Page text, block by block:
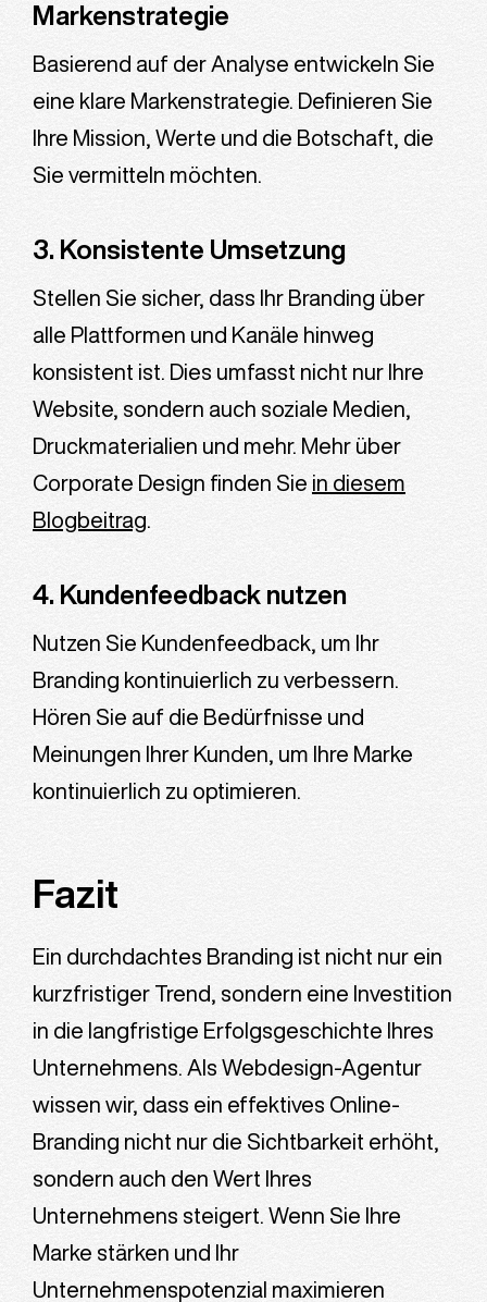
Markenstrategie
Basierend auf der Analyse entwickeln Sie
eine klare Markenstrategie. Definieren Sie
Ihre Mission, Werte und die Botschaft, die
Sie vermitteln möchten.
3. Konsistente Umsetzung
Stellen Sie sicher, dass Ihr Branding über
alle Plattformen und Kanäle hinweg
konsistent ist. Dies umfasst nicht nur Ihre
Website, sondern auch soziale Medien,
Druckmaterialien und mehr. Mehr über
Corporate Design finden Sie in diesem
Blogbeitrag
4. Kundenfeedback nutzen
Nutzen Sie Kundenfeedback, um Ihr
Branding kontinuierlich zu verbessern.
Hören Sie auf die Bedürfnisse und
Meinungen Ihrer Kunden, um Ihre Marke
kontinuierlich zu optimieren.
Fazit
Ein durchdachtes Branding ist nicht nur ein
kurzfristiger Trend, sondern eine Investition
in die langfristige Erfolgsgeschichte Ihres
Unternehmens. Als Webdesign-Agentur
wissen wir, dass ein effektives Online-
Branding nicht nur die Sichtbarkeit erhöht,
sondern auch den Wert Ihres
Unternehmens steigert. Wenn Sie Ihre
Marke stärken und Ihr
Unternehmenspotenzial maximieren